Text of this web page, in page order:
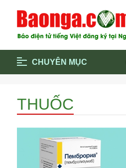
CHUYÊN MỤC
Trang chủ
Điểm tin chính
Cuộc sống quanh ta
Quảng cáo
THUỐC